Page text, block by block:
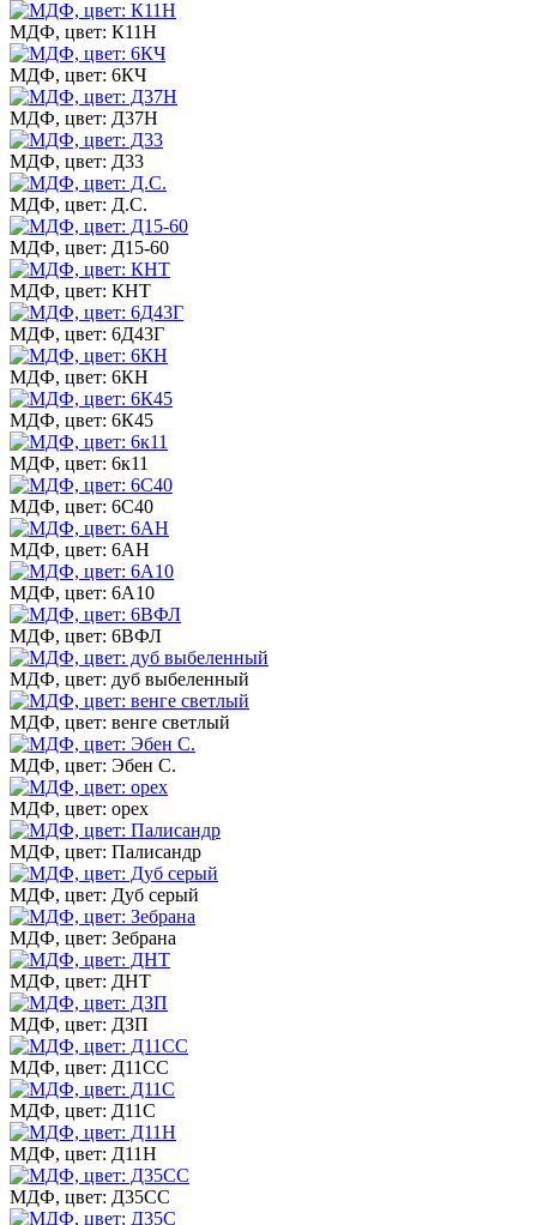
МДФ, цвет: К11Н
МДФ, цвет: 6КЧ
МДФ, цвет: Д37Н
МДФ, цвет: Д33
МДФ, цвет: Д.С.
МДФ, цвет: Д15-60
МДФ, цвет: КНТ
МДФ, цвет: 6Д43Г
МДФ, цвет: 6КН
МДФ, цвет: 6К45
МДФ, цвет: 6к11
МДФ, цвет: 6С40
МДФ, цвет: 6АН
МДФ, цвет: 6А10
МДФ, цвет: 6ВФЛ
МДФ, цвет: дуб выбеленный
МДФ, цвет: венге светлый
МДФ, цвет: Эбен С.
МДФ, цвет: орех
МДФ, цвет: Палисандр
МДФ, цвет: Дуб серый
МДФ, цвет: Зебрана
МДФ, цвет: ДНТ
МДФ, цвет: ДЗП
МДФ, цвет: Д11СС
МДФ, цвет: Д11С
МДФ, цвет: Д11Н
МДФ, цвет: Д35СС